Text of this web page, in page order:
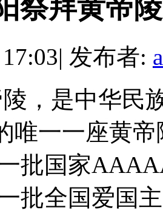
祭拜黄帝
| 发布者:
，是中华民
唯一一座黄
批国家
批全国爱国